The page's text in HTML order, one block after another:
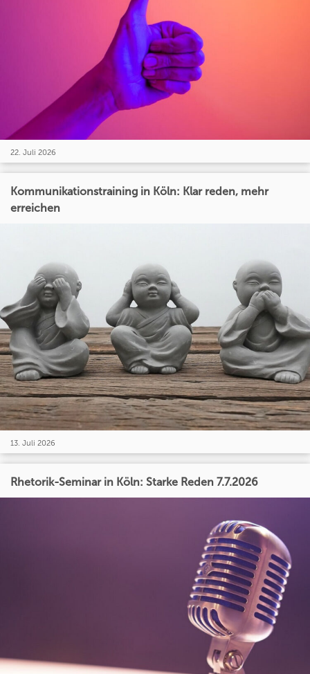
22. Juli 2026
Kommunikationstraining in Köln: Klar reden, mehr
erreichen
13. Juli 2026
Rhetorik-Seminar in Köln: Starke Reden 7.7.2026